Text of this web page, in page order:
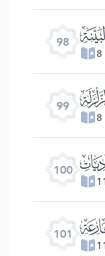
98
99
100
101